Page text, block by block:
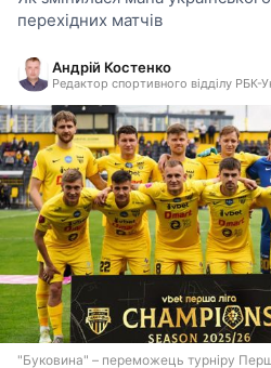
перехідних матчів
Андрій Костенко
Редактор спортивного відділу РБК-
"Буковина" – переможець турніру